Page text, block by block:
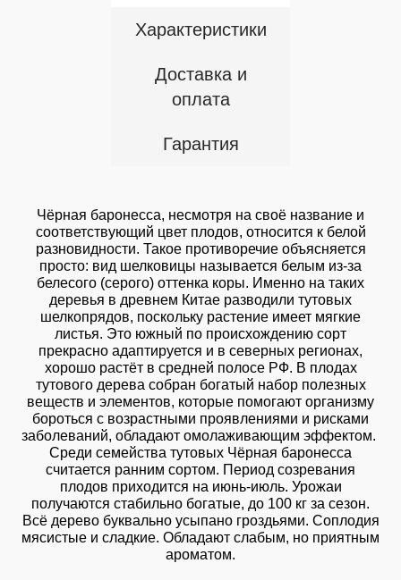
Характеристики
Доставка и
оплата
Гарантия
Чёрная баронесса, несмотря на своё название и
соответствующий цвет плодов, относится к белой
разновидности. Такое противоречие объясняется
просто: вид шелковицы называется белым из-за
белесого (серого) оттенка коры. Именно на таких
деревья в древнем Китае разводили тутовых
шелкопрядов, поскольку растение имеет мягкие
листья. Это южный по происхождению сорт
прекрасно адаптируется и в северных регионах,
хорошо растёт в средней полосе РФ. В плодах
тутового дерева собран богатый набор полезных
веществ и элементов, которые помогают организму
бороться с возрастными проявлениями и рисками
заболеваний, обладают омолаживающим эффектом.
Среди семейства тутовых Чёрная баронесса
считается ранним сортом. Период созревания
плодов приходится на июнь-июль. Урожаи
получаются стабильно богатые, до 100 кг за сезон.
Всё дерево буквально усыпано гроздьями. Соплодия
мясистые и сладкие. Обладают слабым, но приятным
ароматом.